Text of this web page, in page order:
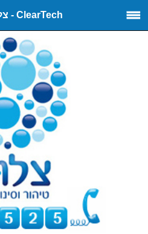
ClearTech - צלול טכנולוגיות...